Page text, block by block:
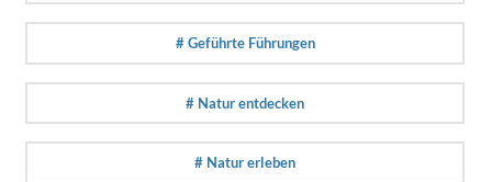
# Geführte Führungen
# Natur entdecken
# Natur erleben